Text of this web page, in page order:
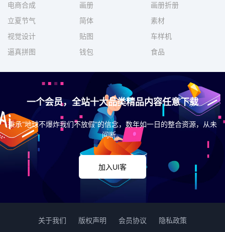
电商合成
画册
画册折册
立夏节气
简体
素材
视觉设计
贴图
车样机
逼真拼图
钱包 食品
一个会员，全站十大品类精品内容任意下载
秉承“地球不爆炸我们不放假”的信念，数年如一日的整合资源，从未
间断。
加入UI客
关于我们 版权声明 会员协议 隐私政策